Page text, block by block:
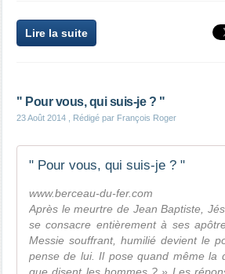
Lire la suite
" Pour vous, qui suis-je ? "
23 Août 2014 , Rédigé par François Roger
" Pour vous, qui suis-je ? "
www.berceau-du-fer.com
Après le meurtre de Jean Baptiste,
se consacre entièrement à ses
Messie souffrant, humilié devient le
pense de lui. Il pose quand même la